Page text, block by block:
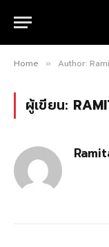
Home » Author:
ผู้เขียน: